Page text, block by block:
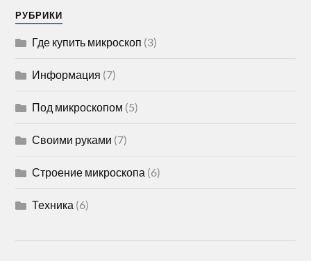
РУБРИКИ
Где купить микроскоп (3)
Информация (7)
Под микроскопом (5)
Своими руками (7)
Строение микроскопа (6)
Техника (6)